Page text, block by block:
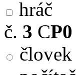
hráč
č. 3 CP0
človek